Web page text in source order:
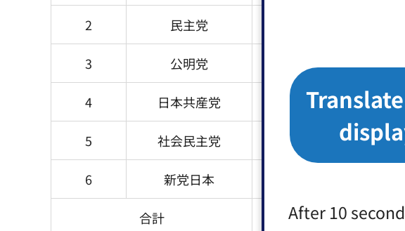
After 10
2 民主党
3 公明党 820,126
4 日本共産党 586,017
5 社会民主党 8,557 300,782
6 新党日本
合計 227,769 6,624,594